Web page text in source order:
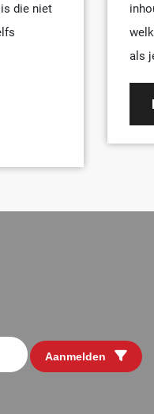
die niet
als
Aanmelden